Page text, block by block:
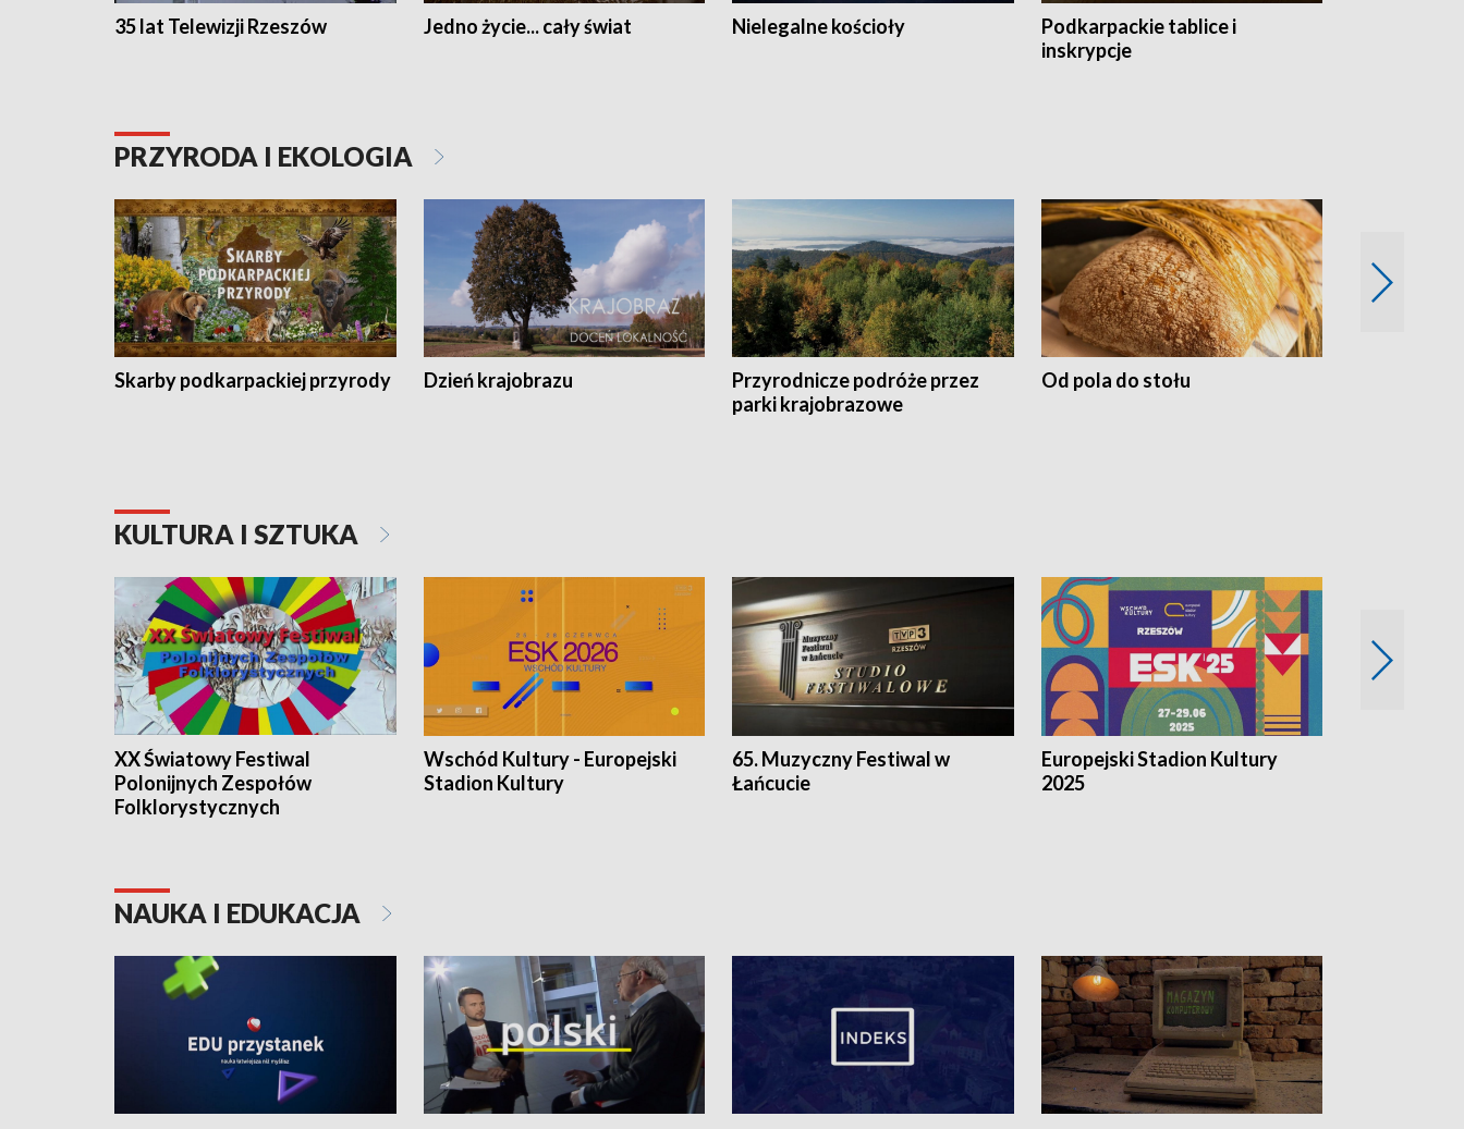
35 lat Telewizji Rzeszów Jedno życie... cały świat Nielegalne kościoły
Podkarpackie tablice i
inskrypcje
PRZYRODA I EKOLOGIA
Skarby podkarpackiej przyrody Dzień krajobrazu
Przyrodnicze podróże przez
parki krajobrazowe
Od pola do stołu
KULTURA I SZTUKA
XX Światowy Festiwal
Polonijnych Zespołów
Folklorystycznych
Wschód Kultury - Europejski
Stadion Kultury
65. Muzyczny Festiwal w
Łańcucie
Europejski Stadion Kultury
2025
NAUKA I EDUKACJA